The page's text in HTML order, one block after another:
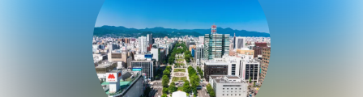
茨城エリア
群馬エリア
千葉エリア